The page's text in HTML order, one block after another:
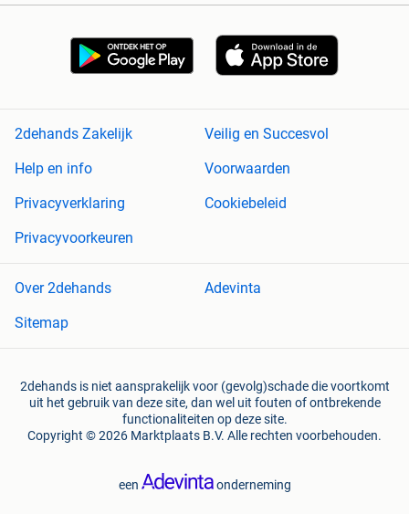
2dehands Zakelijk
Veilig en Succesvol
Help en info
Voorwaarden
Privacyverklaring
Cookiebeleid
Privacyvoorkeuren
Over 2dehands
Adevinta
Sitemap
2dehands is niet aansprakelijk voor (gevolg)schade die voortkomt
uit het gebruik van deze site, dan wel uit fouten of ontbrekende
functionaliteiten op deze site.
Copyright © 2026 Marktplaats B.V. Alle rechten voorbehouden.
een onderneming